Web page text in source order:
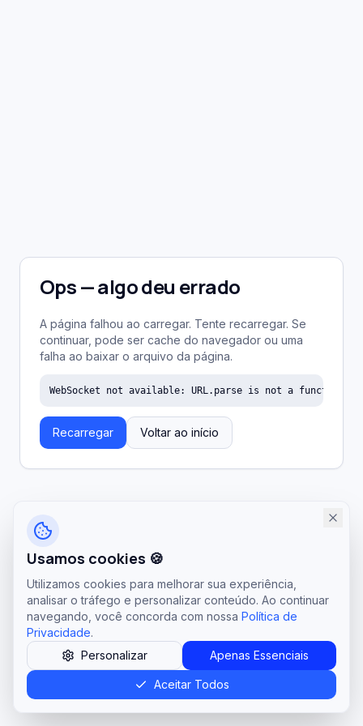
Ops — algo deu errado
A página falhou ao carregar. Tente recarregar. Se
continuar, pode ser cache do navegador ou uma
falha ao baixar o arquivo da página.
WebSocket not available: URL.parse is not a function
Recarregar Voltar ao início
Usamos cookies 🍪
Utilizamos cookies para melhorar sua experiência,
analisar o tráfego e personalizar conteúdo. Ao continuar
navegando, você concorda com nossa Política de
Privacidade.
Personalizar
Apenas Essenciais
Aceitar Todos